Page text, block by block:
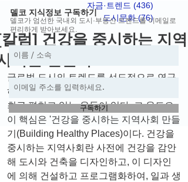
자금·트렌드 (436)
도시문화 (76)게시물 76
럼] 건강을 중시하는 지역
회를 만들자
글로벌 도시의 트렌드를 선도적으로 연구
하는 모임인 ULI(Urban Land Institute)가
최근 펼치고 있는 운동이 있다. 그 운도으
이 핵심은 '건강을 중시하는 지역사회 만들
기(Building Healthy Places)이다. 건강을
중시하는 지역사회란 사전에 건강을 감안
해 도시와 건축을 디자인하고, 이 디자인
에 의해 건설하고 프로그램화하여, 일과 생
델코 지식정보 구독하기
델코가 엄선한 국내외 도시·부동산 트렌드를 이메일로
편리하게 받아보세요.
구독하기